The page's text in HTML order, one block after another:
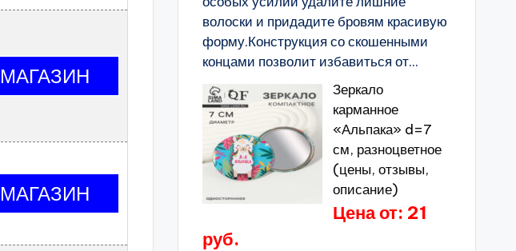
волоски и придадите бровям красивую
форму.Конструкция со скошенными
концами позволит избавиться от...
Зеркало
карманное
«Альпака» d=7
см, разноцветное
(цены, отзывы,
описание)
Цена от: 21
руб.